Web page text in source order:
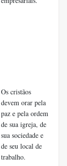
Os cristãos
devem orar pela
paz e pela ordem
de sua igreja, de
sua sociedade e
de seu local de
trabalho.